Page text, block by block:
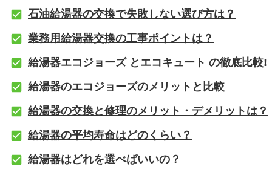
石油給湯器の交換で失敗しない選び方は？
業務用給湯器交換の工事ポイントは？
給湯器エコジョーズ とエコキュート の徹底比較!
給湯器のエコジョーズのメリットと比較
給湯器の交換と修理のメリット・デメリットは？
給湯器の平均寿命はどのくらい？
給湯器はどれを選べばいいの？